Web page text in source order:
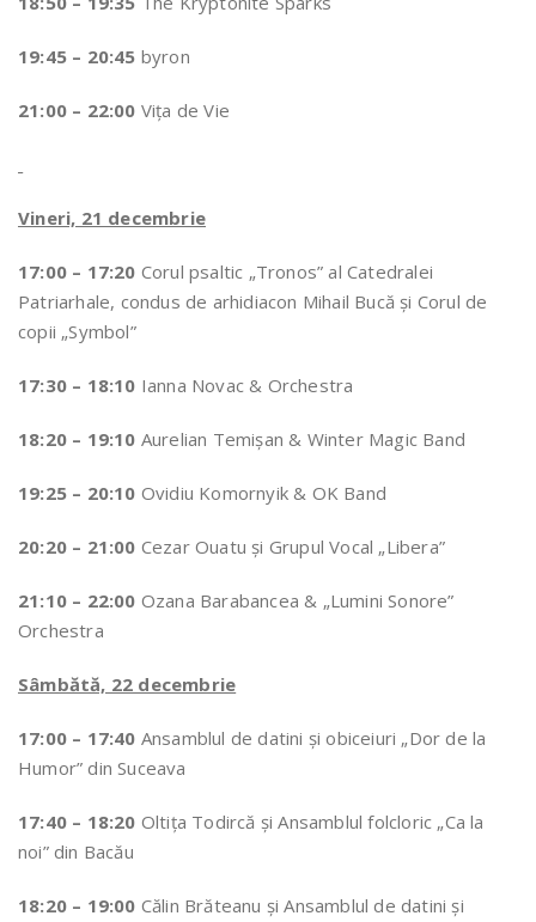
19:45 – 20:45 byron
21:00 – 22:00 Viţa de Vie
Vineri, 21 decembrie
17:00 – 17:20 Corul psaltic „Tronos” al Catedralei
Patriarhale, condus de arhidiacon Mihail Bucă şi Corul de
copii „Symbol”
17:30 – 18:10 Ianna Novac & Orchestra
18:20 – 19:10 Aurelian Temişan & Winter Magic Band
19:25 – 20:10 Ovidiu Komornyik & OK Band
20:20 – 21:00 Cezar Ouatu şi Grupul Vocal „Libera”
21:10 – 22:00 Ozana Barabancea & „Lumini Sonore”
Orchestra
Sâmbătă, 22 decembrie
17:00 – 17:40 Ansamblul de datini şi obiceiuri „Dor de la
Humor” din Suceava
17:40 – 18:20 Oltița Todircă și Ansamblul folcloric „Ca la
noi” din Bacău
18:20 – 19:00 Călin Brăteanu și Ansamblul de datini și